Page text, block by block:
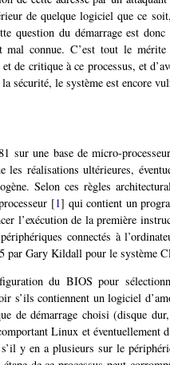
de quelque logiciel que ce
question du démarrage est donc
mal connue. C’est tout le
de critique à ce processus, et
sécurité, le système est encore
sur une base de micro-
réalisations ultérieures,
Selon ces règles
[1] qui contient un
l’exécution de la première
connectés à
par Gary Kildall pour le système
du BIOS pour
s’ils contiennent un logiciel
de démarrage choisi (disque
Linux et
y en a plusieurs sur le